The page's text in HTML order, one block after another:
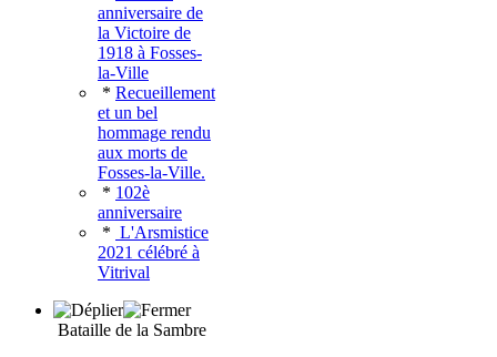
anniversaire de
la Victoire de
1918 à Fosses-
la-Ville
* Recueillement
et un bel
hommage rendu
aux morts de
Fosses-la-Ville.
* 102è
anniversaire
* L'Arsmistice
2021 célébré à
Vitrival
Bataille de la Sambre